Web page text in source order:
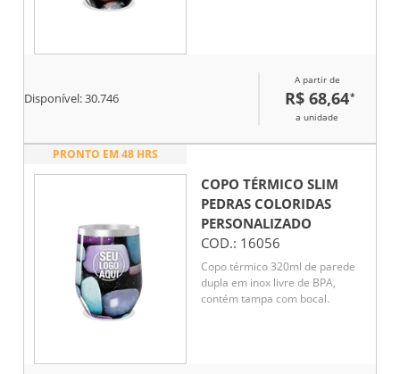
Disponível:30.746
A partir de
R$ 68,64*
a unidade
PRONTO EM 48 HRS
COPO TÉRMICO SLIM
PEDRAS COLORIDAS
PERSONALIZADO
COD.: 16056
Copo térmico 320ml de parede
dupla em inox livre de BPA,
contém tampa com bocal.